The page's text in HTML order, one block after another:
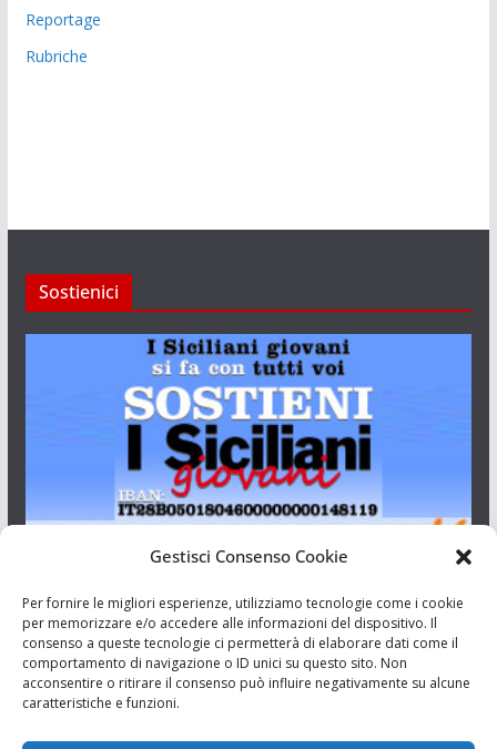
Gestisci Consenso Cookie
Per fornire le migliori esperienze, utilizziamo tecnologie come i cookie
per memorizzare e/o accedere alle informazioni del dispositivo. Il
consenso a queste tecnologie ci permetterà di elaborare dati come il
comportamento di navigazione o ID unici su questo sito. Non
acconsentire o ritirare il consenso può influire negativamente su alcune
caratteristiche e funzioni.
Reportage
Rubriche
Sostienici
Aut. del tribunale di Catania n.23/2011 del 20/09/2011 Dir.
Resp. Riccardo Orioles.